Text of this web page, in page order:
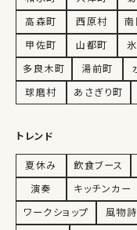
高森町
西原村 南
甲佐町
山都町
多良木町
湯前町
球磨村
あさぎり町
トレンド
夏休み 飲食ブース
演奏
キッチンカー
ワークショップ
風物詩